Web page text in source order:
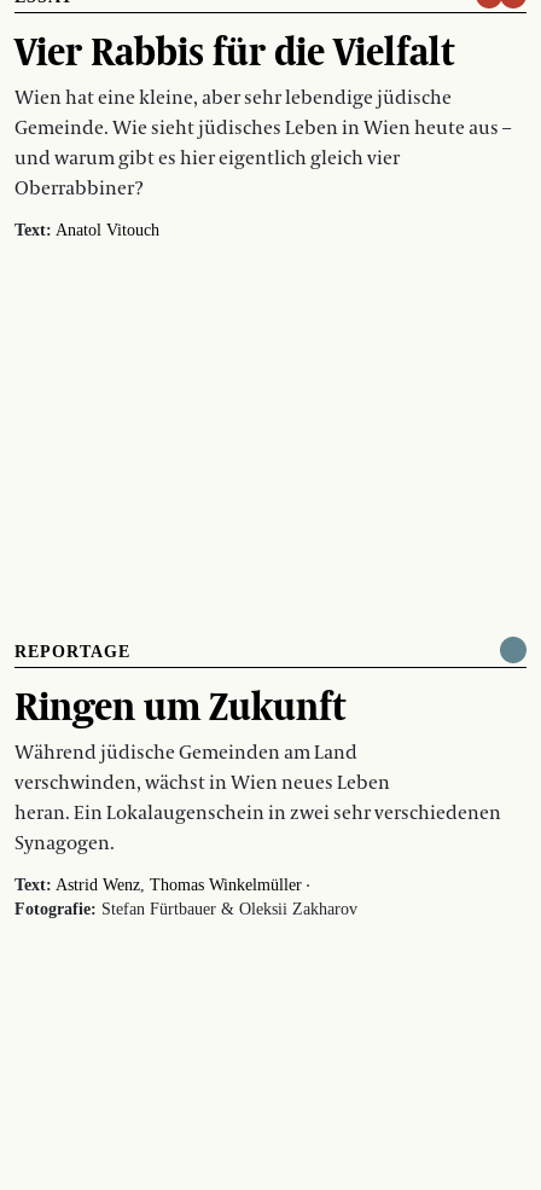
Vier Rabbis für die Vielfalt
Wien hat eine kleine, aber sehr lebendige jüdische
Gemeinde. Wie sieht jüdisches Leben in Wien heute aus –
und warum gibt es hier eigentlich gleich vier
Oberrabbiner?
Text: Anatol Vitouch
REPORTAGE
Ringen um Zukunft
Während jüdische Gemeinden am Land
verschwinden, wächst in Wien neues Leben
heran. Ein Lokalaugenschein in zwei sehr verschiedenen
Synagogen.
Text: Astrid Wenz Thomas Winkelmüller ·
Fotografie: Stefan Fürtbauer & Oleksii Zakharov